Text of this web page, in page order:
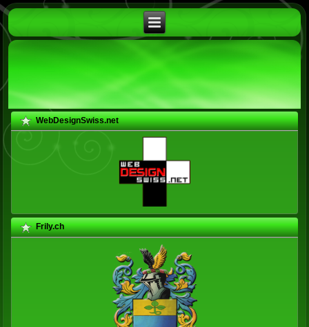
WebDesignSwiss.net
Frily.ch